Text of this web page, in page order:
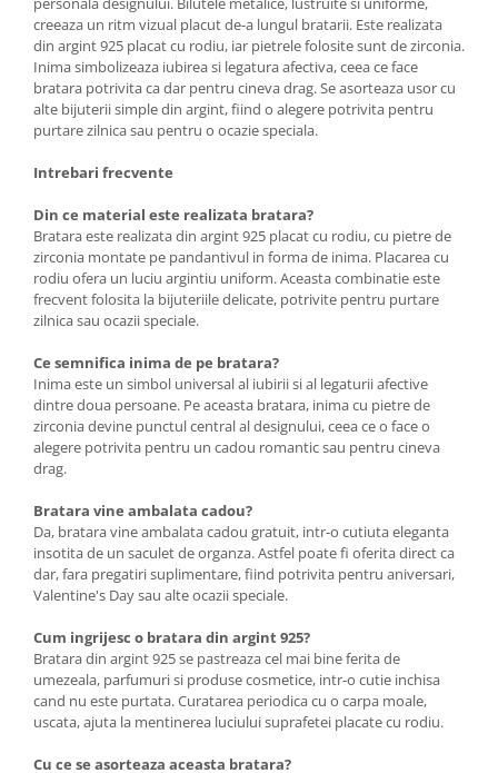
creeaza un ritm vizual placut de-a lungul bratarii. Este realizata
din argint 925 placat cu rodiu, iar pietrele folosite sunt de zirconia.
Inima simbolizeaza iubirea si legatura afectiva, ceea ce face
bratara potrivita ca dar pentru cineva drag. Se asorteaza usor cu
alte bijuterii simple din argint, fiind o alegere potrivita pentru
purtare zilnica sau pentru o ocazie speciala.
Intrebari frecvente
Din ce material este realizata bratara?
Bratara este realizata din argint 925 placat cu rodiu, cu pietre de
zirconia montate pe pandantivul in forma de inima. Placarea cu
rodiu ofera un luciu argintiu uniform. Aceasta combinatie este
frecvent folosita la bijuteriile delicate, potrivite pentru purtare
zilnica sau ocazii speciale.
Ce semnifica inima de pe bratara?
Inima este un simbol universal al iubirii si al legaturii afective
dintre doua persoane. Pe aceasta bratara, inima cu pietre de
zirconia devine punctul central al designului, ceea ce o face o
alegere potrivita pentru un cadou romantic sau pentru cineva
drag.
Bratara vine ambalata cadou?
Da, bratara vine ambalata cadou gratuit, intr-o cutiuta eleganta
insotita de un saculet de organza. Astfel poate fi oferita direct ca
dar, fara pregatiri suplimentare, fiind potrivita pentru aniversari,
Valentine's Day sau alte ocazii speciale.
Cum ingrijesc o bratara din argint 925?
Bratara din argint 925 se pastreaza cel mai bine ferita de
umezeala, parfumuri si produse cosmetice, intr-o cutie inchisa
cand nu este purtata. Curatarea periodica cu o carpa moale,
uscata, ajuta la mentinerea luciului suprafetei placate cu rodiu.
Cu ce se asorteaza aceasta bratara?